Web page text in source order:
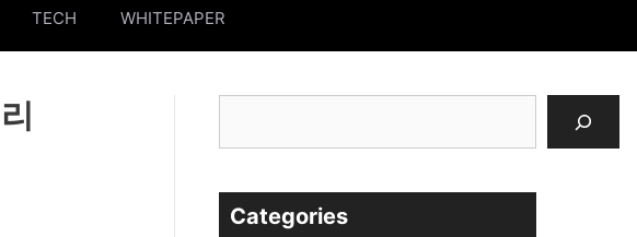
TECH WHITEPAPER
색
Categories